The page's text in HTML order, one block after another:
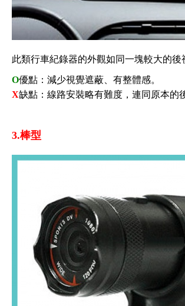
此類行車紀錄器的外觀如同一塊較大的
O優點：減少視覺遮蔽、有整體感。
X缺點：線路安裝略有難度，連同原本的
3.棒型